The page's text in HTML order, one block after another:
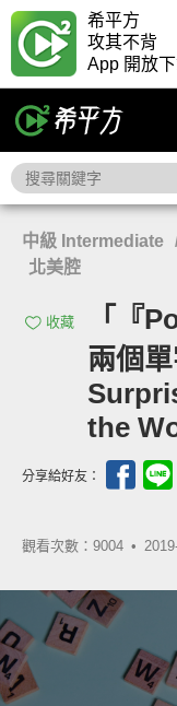
希平方
攻其不背
App 開放
中級 Intermediate
北美腔
收藏
「『
兩個
the
分享給好友：
觀看次數：9004 •